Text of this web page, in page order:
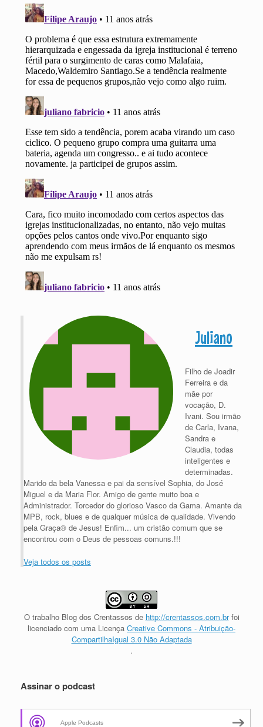
Juliano
Filho de Joadir
Ferreira e da
mãe por
vocação, D.
Ivani. Sou irmão
de Carla, Ivana,
Sandra e
Claudia, todas
inteligentes e
determinadas.
Marido da bela Vanessa e pai da sensível Sophia, do José
Miguel e da Maria Flor. Amigo de gente muito boa e
Administrador. Torcedor do glorioso Vasco da Gama. Amante da
MPB, rock, blues e de qualquer música de qualidade. Vivendo
pela Graça® de Jesus! Enfim... um cristão comum que se
encontrou com o Deus de pessoas comuns.!!!
Veja todos os posts
O trabalho Blog dos Crentassos de http://crentassos.com.brfoi
licenciado com uma Licença Creative Commons - Atribuição-
CompartilhaIgual 3.0 Não Adaptada
.
Assinar o podcast
Apple Podcasts